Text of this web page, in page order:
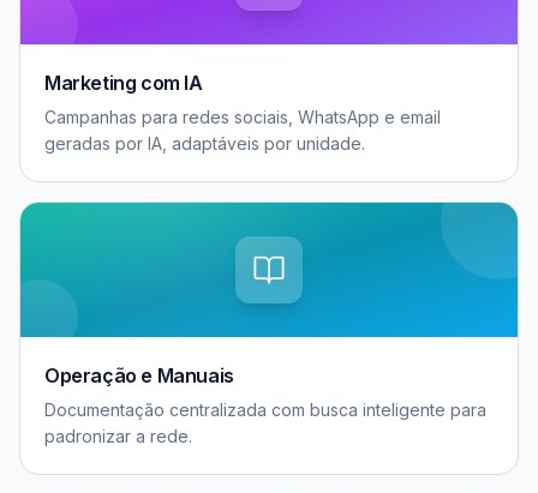
Marketing com IA
Campanhas para redes sociais, WhatsApp e email
geradas por IA, adaptáveis por unidade.
Operação e Manuais
Documentação centralizada com busca inteligente para
padronizar a rede.